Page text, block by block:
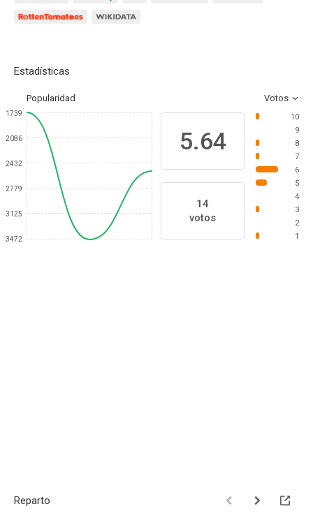
Estadísticas
Popularidad Votos
1739
2086
2432
2779
3125
3472
5.64
14
votos
10
9
8
7
6
5
4
3
2
1
Reparto